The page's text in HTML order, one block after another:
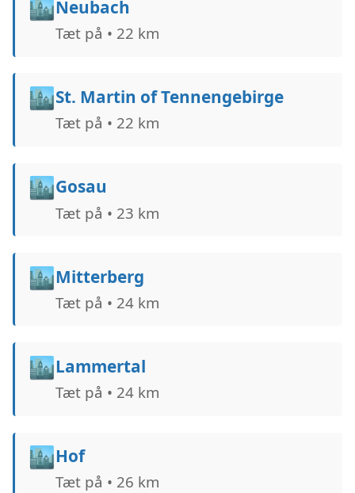
🏙️Neubach
Tæt på • 22 km
🏙️St. Martin of Tennengebirge
Tæt på • 22 km
🏙️Gosau
Tæt på • 23 km
🏙️Mitterberg
Tæt på • 24 km
🏙️Lammertal
Tæt på • 24 km
🏙️Hof
Tæt på • 26 km